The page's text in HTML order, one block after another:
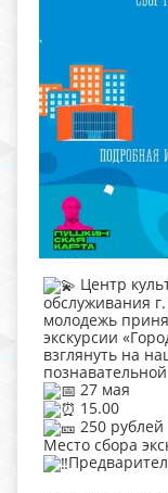
Центр
обслуживания
молодежь
экскурсии
взглянуть на
27 мая
15.00
250 рублей
Место сбора